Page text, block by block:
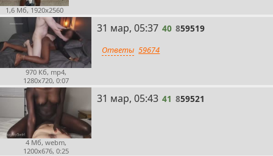
1,6 Мб, 1920x2560
970 Кб, mp4,
1280x720, 0:07
40
31 мар, 05:37 40 859519
Ответы 59674
4 Мб, webm,
1200x676, 0:25
41
31 мар, 05:43 41 859521